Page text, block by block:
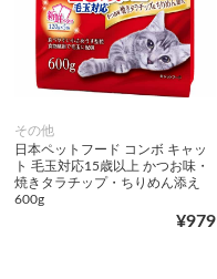
その他
日本ペットフード コンボ キャッ
ト 毛玉対応15歳以上 かつお味・
焼きタラチップ・ちりめん添え
600g
¥979